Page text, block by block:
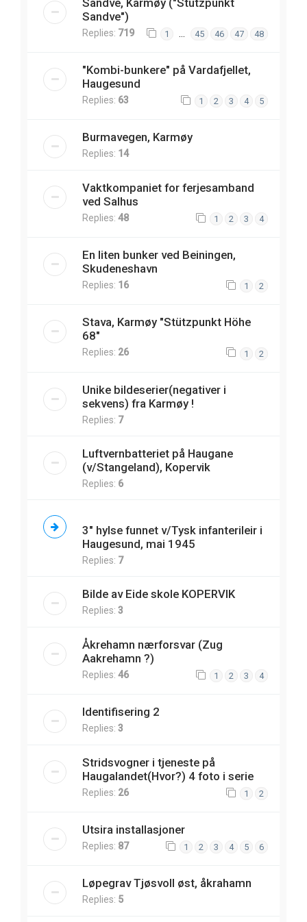
Sandve")
Replies: 719 1 45 46 47 48
"Kombi-bunkere" på Vardafjellet,
Haugesund
Replies: 63 1 2 3 4 5
Burmavegen, Karmøy
Replies: 14
Vaktkompaniet for ferjesamband
ved Salhus
Replies: 48 1 2 3 4
En liten bunker ved Beiningen,
Skudeneshavn
Replies: 16 1 2
Stava, Karmøy "Stützpunkt Höhe
68"
Replies: 26 1 2
Unike bildeserier(negativer i
sekvens) fra Karmøy !
Replies: 7
Luftvernbatteriet på Haugane
(v/Stangeland), Kopervik
Replies: 6
3" hylse funnet v/Tysk infanterileir i
Haugesund, mai 1945
Replies: 7
Bilde av Eide skole KOPERVIK
Replies: 3
Åkrehamn nærforsvar (Zug
Aakrehamn ?)
Replies: 46 1 2 3 4
Identifisering 2
Replies: 3
Stridsvogner i tjeneste på
Haugalandet(Hvor?) 4 foto i serie
Replies: 26 1 2
Utsira installasjoner
Replies: 87 1 2 3 4 5 6
Løpegrav Tjøsvoll øst, åkrahamn
Replies: 5